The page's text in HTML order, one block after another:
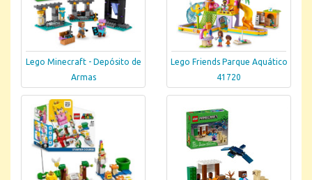
Lego Minecraft - Depósito de
Armas
Lego Friends Parque Aquático
41720